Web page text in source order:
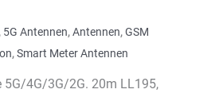
, 5G Antennen,Antennen,GSM
,Smart Meter Antennen
5G/4G/3G/2G. 20m LL195,